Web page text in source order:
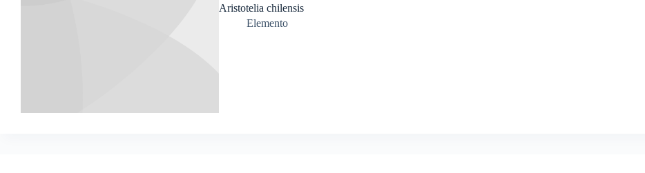
Aristotelia chilensis
Elemento